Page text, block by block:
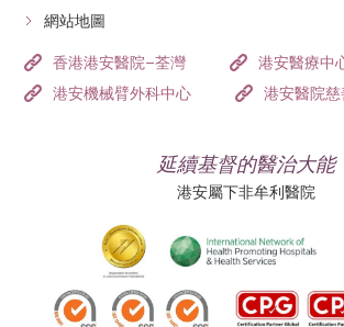
網站地圖
香港港安醫院–荃灣
港安醫療中
港安機械臂外科中心
港安醫院慈
延續基督的醫治大能
港安屬下非牟利醫院